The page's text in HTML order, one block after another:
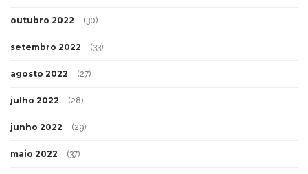
outubro 2022 (30)
setembro 2022 (33)
agosto 2022 (27)
julho 2022 (28)
junho 2022 (29)
maio 2022 (37)